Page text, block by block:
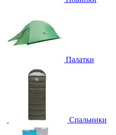
Палатки
Спальники